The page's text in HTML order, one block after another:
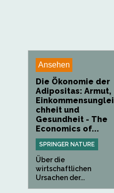
Ansehen
Die Ökonomie der
Adipositas: Armut,
Einkommensunglei
chheit und
Gesundheit - The
Economics of...
SPRINGER NATURE
Über die
wirtschaftlichen
Ursachen der...